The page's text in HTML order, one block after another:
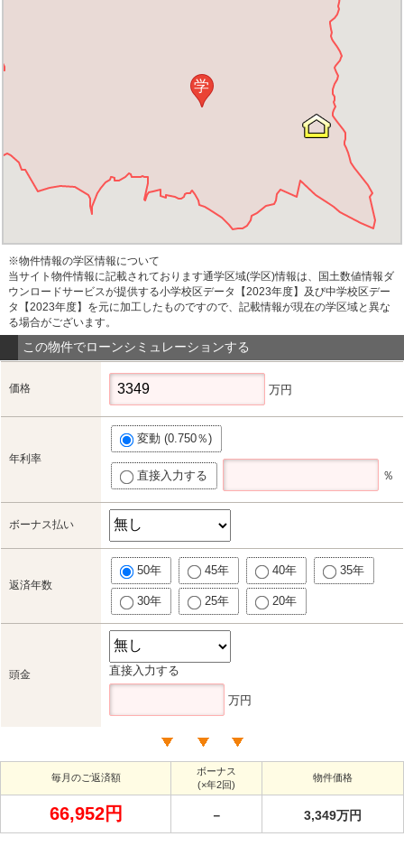
学
※物件情報の学区情報について
当サイト物件情報に記載されております通学区域(学区)情報は、国土数値情報ダ
ウンロードサービスが提供する小学校区データ【2023年度】及び中学校区デー
タ【2023年度】を元に加工したものですので、記載情報が現在の学区域と異な
る場合がございます。
この物件でローンシミュレーションする
価格 万円
年利率
変動 (0.750％)
直接入力する ％
ボーナス払い
返済年数
50年 45年 40年 35年
30年 25年 20年
頭金 直接入力する
万円
毎月のご返済額
ボーナス
(×年2回)
物件価格
66,952円 － 3,349万円